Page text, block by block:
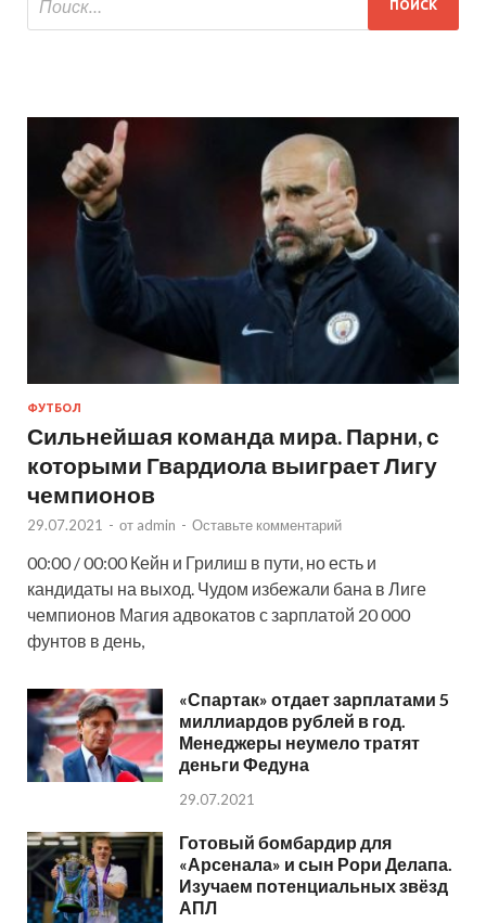
ФУТБОЛ
Сильнейшая команда мира. Парни, с
которыми Гвардиола выиграет Лигу
чемпионов
29.07.2021 - от admin - Оставьте комментарий
00:00 / 00:00 Кейн и Грилиш в пути, но есть и
кандидаты на выход. Чудом избежали бана в Лиге
чемпионов Магия адвокатов с зарплатой 20 000
фунтов в день,
«Спартак» отдает зарплатами 5
миллиардов рублей в год.
Менеджеры неумело тратят
деньги Федуна
29.07.2021
Готовый бомбардир для
«Арсенала» и сын Рори Делапа.
Изучаем потенциальных звёзд
АПЛ